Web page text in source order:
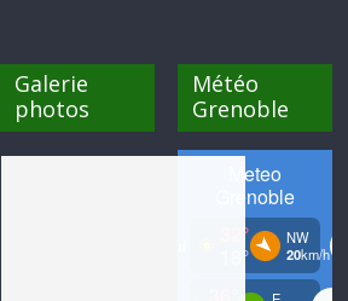
Galerie
photos
Météo
Grenoble